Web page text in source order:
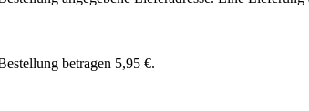
betragen 5,95 €.